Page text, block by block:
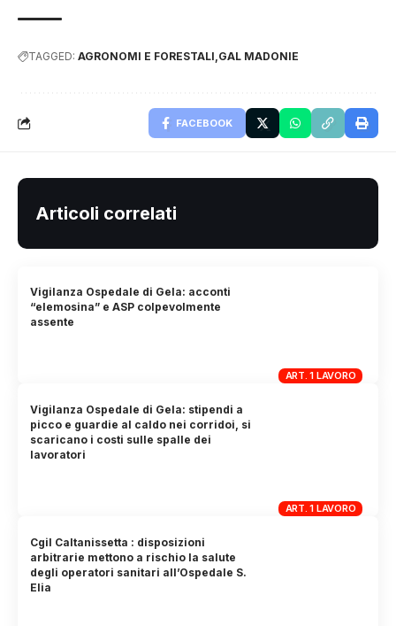
TAGGED: AGRONOMI E FORESTALI GAL MADONIE
FACEBOOK
Articoli correlati
ART. 1 LAVORO
Vigilanza Ospedale di Gela: acconti
“elemosina” e ASP colpevolmente
assente
ART. 1 LAVORO
Vigilanza Ospedale di Gela: stipendi a
picco e guardie al caldo nei corridoi, si
scaricano i costi sulle spalle dei
lavoratori
Cgil Caltanissetta : disposizioni
arbitrarie mettono a rischio la salute
degli operatori sanitari all’Ospedale S.
Elia